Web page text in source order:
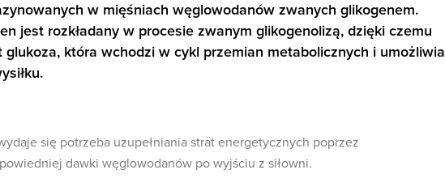
w mięśniach węglowodanów zwanych glikogenem.
jest rozkładany w procesie zwanym glikogenolizą, dzięki czemu
glukoza, która wchodzi w cykl przemian metabolicznych i umożliwia
się potrzeba uzupełniania strat energetycznych poprzez
dawki węglowodanów po wyjściu z siłowni.